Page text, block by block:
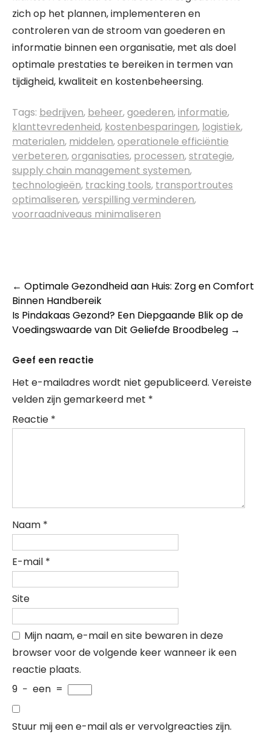
zich op het plannen, implementeren en
controleren van de stroom van goederen en
informatie binnen een organisatie, met als doel
optimale prestaties te bereiken in termen van
tijdigheid, kwaliteit en kostenbeheersing.
Tags: bedrijven, beheer,goederen,informatie,
klanttevredenheid, kostenbesparingen, logistiek,
materialen, middelen,operationele efficiëntie
verbeteren,organisaties, processen,strategie,
supply chain management systemen,
technologieën, tracking tools, transportroutes
optimaliseren,verspilling verminderen,
voorraadniveaus minimaliseren
Post
navigation
← Optimale Gezondheid aan Huis: Zorg en Comfort
Binnen Handbereik
Is Pindakaas Gezond? Een Diepgaande Blik op de
Voedingswaarde van Dit Geliefde Broodbeleg →
Geef een reactie
Het e-mailadres wordt niet gepubliceerd. Vereiste
velden zijn gemarkeerd met *
Reactie *
Naam *
E-mail *
Site
Mijn naam, e-mail en site bewaren in deze
browser voor de volgende keer wanneer ik een
reactie plaats.
9 − een =
Stuur mij een e-mail als er vervolgreacties zijn.